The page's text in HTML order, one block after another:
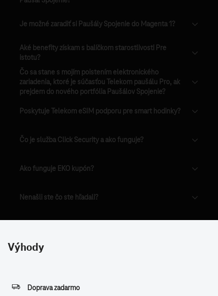
Je možné zaradiť si Paušály Spojenie do Magenta 1?
Aké benefity získam s balíčkom starostlivosti Pre
istotu?
Čo sa stane s mojím poistením elektronického
zariadenia, ktoré je súčasťou Telekom paušálu Pro, ak
prejdem do nového portfólia Paušálov Spojenie?
Poskytuje Telekom eSIM podporu pre smart hodinky?
Čo je služba Click Security a ako funguje?
Ako funguje EKO kupón?
Nenašli ste čo ste hľadali?
Výhody
Doprava zadarmo